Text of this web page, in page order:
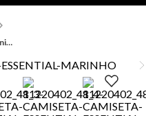
Camiseta Essential Marinho Bo.Bô Feminina